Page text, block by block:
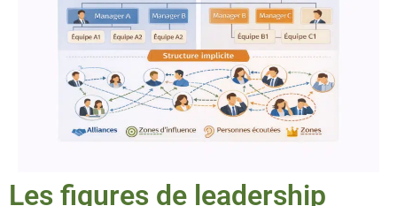
Les figures de leadership